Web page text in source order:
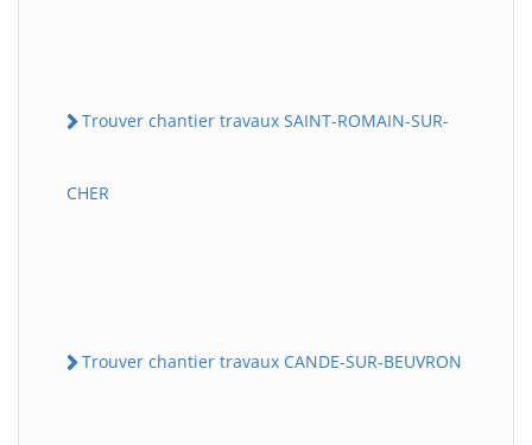
Trouver chantier travaux SAINT-ROMAIN-SUR-
CHER
Trouver chantier travaux CANDE-SUR-BEUVRON